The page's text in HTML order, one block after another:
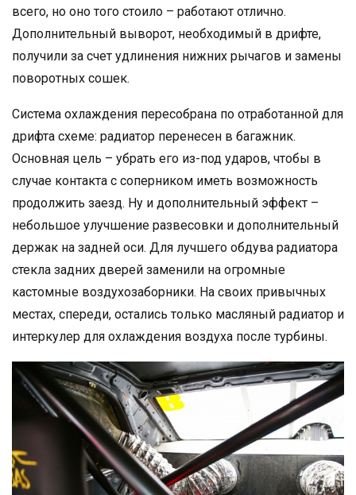
всего, но оно того стоило – работают отлично.
Дополнительный выворот, необходимый в дрифте,
получили за счет удлинения нижних рычагов и замены
поворотных сошек.
Система охлаждения пересобрана по отработанной для
дрифта схеме: радиатор перенесен в багажник.
Основная цель – убрать его из-под ударов, чтобы в
случае контакта с соперником иметь возможность
продолжить заезд. Ну и дополнительный эффект –
небольшое улучшение развесовки и дополнительный
держак на задней оси. Для лучшего обдува радиатора
стекла задних дверей заменили на огромные
кастомные воздухозаборники. На своих привычных
местах, спереди, остались только масляный радиатор и
интеркулер для охлаждения воздуха после турбины.